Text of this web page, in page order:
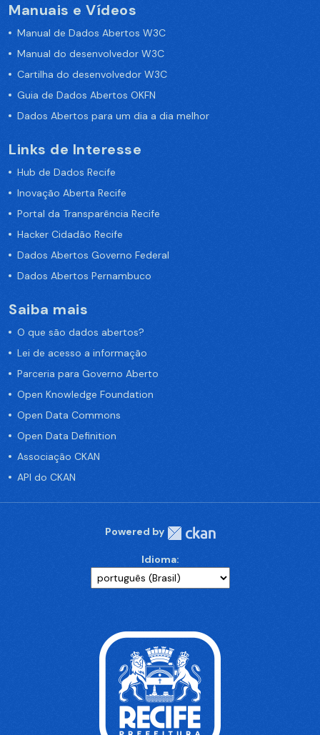
Manuais e Vídeos
Manual de Dados Abertos W3C
Manual do desenvolvedor W3C
Cartilha do desenvolvedor W3C
Guia de Dados Abertos OKFN
Dados Abertos para um dia a dia melhor
Links de Interesse
Hub de Dados Recife
Inovação Aberta Recife
Portal da Transparência Recife
Hacker Cidadão Recife
Dados Abertos Governo Federal
Dados Abertos Pernambuco
Saiba mais
O que são dados abertos?
Lei de acesso a informação
Parceria para Governo Aberto
Open Knowledge Foundation
Open Data Commons
Open Data Definition
Associação CKAN
API do CKAN
Powered by
Idioma